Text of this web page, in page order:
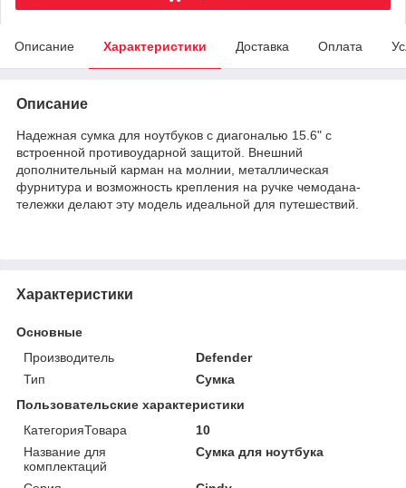
Описание Характеристики Доставка Оплата
Описание
Надежная сумка для ноутбуков с диагональю 15.6" с
встроенной противоударной защитой. Внешний
дополнительный карман на молнии, металлическая
фурнитура и возможность крепления на ручке чемодана-
тележки делают эту модель идеальной для путешествий.
Характеристики
Основные
Производитель
Defender
Тип
Сумка
Пользовательские характеристики
КатегорияТовара
10
Название для
комплектаций
Сумка для ноутбука